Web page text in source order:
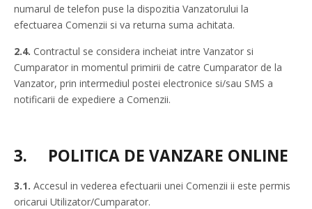
numarul de telefon puse la dispozitia Vanzatorului la
efectuarea Comenzii si va returna suma achitata.
2.4. Contractul se considera incheiat intre Vanzator si
Cumparator in momentul primirii de catre Cumparator de la
Vanzator, prin intermediul postei electronice si/sau SMS a
notificarii de expediere a Comenzii.
3. POLITICA DE VANZARE ONLINE
3.1. Accesul in vederea efectuarii unei Comenzii ii este permis
oricarui Utilizator/Cumparator.